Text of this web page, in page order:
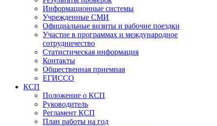
Информационные системы
Учрежденные СМИ
Официальные визиты и рабочие поездки
Участие в программах и международное
сотрудничество
Статистическая информация
Контакты
Общественная приемная
ЕГИССО
КСП
Положение о КСП
Руководитель
Регламент КСП
План работы на год